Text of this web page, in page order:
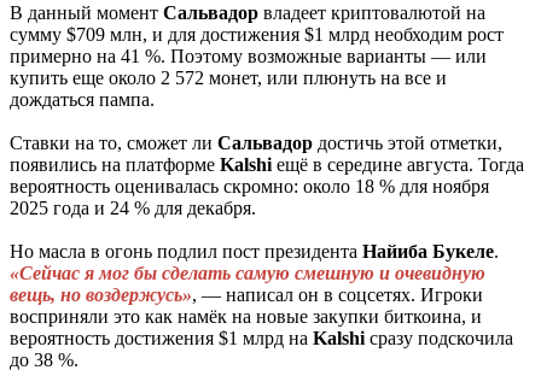
В данный момент Сальвадор владеет криптовалютой на
сумму $709 млн, и для достижения $1 млрд необходим рост
примерно на 41 %. Поэтому возможные варианты — или
купить еще около 2 572 монет, или плюнуть на все и
дождаться пампа.
Ставки на то, сможет ли Сальвадор достичь этой отметки,
появились на платформе Kalshi ещё в середине августа. Тогда
вероятность оценивалась скромно: около 18 % для ноября
2025 года и 24 % для декабря.
Но масла в огонь подлил пост президента Найиба Букеле.
«Сейчас я мог бы сделать самую смешную и очевидную
вещь, но воздержусь», — написал он в соцсетях. Игроки
восприняли это как намёк на новые закупки биткоина, и
вероятность достижения $1 млрд на Kalshi сразу подскочила
до 38 %.